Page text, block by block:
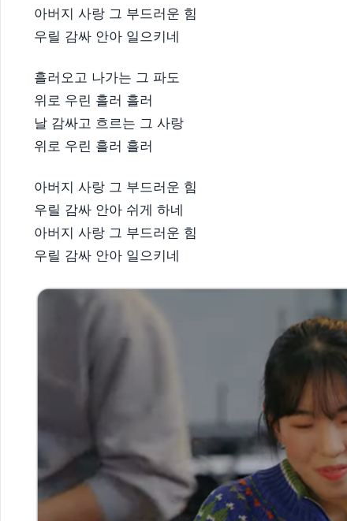
아버지 사랑 그 부드러운 힘
우릴 감싸 안아 일으키네
흘러오고 나가는 그 파도
위로 우린 흘러 흘러
날 감싸고 흐르는 그 사랑
위로 우린 흘러 흘러
아버지 사랑 그 부드러운 힘
우릴 감싸 안아 쉬게 하네
아버지 사랑 그 부드러운 힘
우릴 감싸 안아 일으키네